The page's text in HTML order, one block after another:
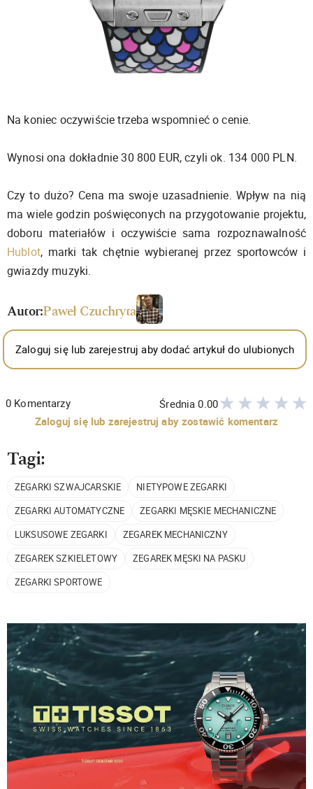
Na koniec oczywiście trzeba wspomnieć o cenie.
Wynosi ona dokładnie 30 800 EUR, czyli ok. 134 000 PLN.
Czy to dużo? Cena ma swoje uzasadnienie. Wpływ na nią
ma wiele godzin poświęconych na przygotowanie projektu,
doboru materiałów i oczywiście sama rozpoznawalność
Hublot, marki tak chętnie wybieranej przez sportowców i
gwiazdy muzyki.
Autor:Paweł Czuchryta
Zaloguj się lub zarejestruj aby dodać artykuł do ulubionych
0 Komentarzy Średnia0.00
Zaloguj się lub zarejestruj aby zostawić komentarz
Tagi:
ZEGARKI SZWAJCARSKIE
NIETYPOWE ZEGARKI
ZEGARKI AUTOMATYCZNE
ZEGARKI MĘSKIE MECHANICZNE
LUKSUSOWE ZEGARKI
ZEGAREK MECHANICZNY
ZEGAREK SZKIELETOWY
ZEGAREK MĘSKI NA PASKU
ZEGARKI SPORTOWE